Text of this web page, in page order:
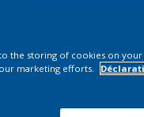
the storing of cookies on
marketing efforts.